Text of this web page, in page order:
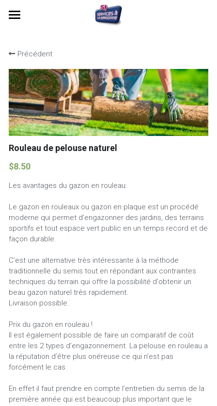
Commandez
L'Union Nationale des
Espace vert
Location broyeur thermique
Nos abonnements
l'avance immédiate ou le
Notre mission
Statues en résine
Galerie photos
Facebook
DEVIS
POWERED BY
Précédent
Rouleau de pelouse naturel
$8.50
Les avantages du gazon en rouleau:
Le gazon en rouleaux ou gazon en plaque est un procédé
moderne qui permet d’engazonner des jardins, des terrains
sportifs et tout espace vert public en un temps record et de
façon durable.
C’est une alternative très intéressante à la méthode
traditionnelle du semis tout en répondant aux contraintes
techniques du terrain qui offre la possibilité d'obtenir un
beau gazon naturel très rapidement.
Livraison possible.
Prix du gazon en rouleau !
Il est également possible de faire un comparatif de coût
entre les 2 types d’engazonnement. La pelouse en rouleau a
la réputation d’être plus onéreuse ce qui n’est pas
forcément le cas.
En effet il faut prendre en compte l’entretien du semis de la
première année qui est beaucoup plus important que le
LES CATÉGORIES DE LA BOUTIQUE
Toutes les catégories